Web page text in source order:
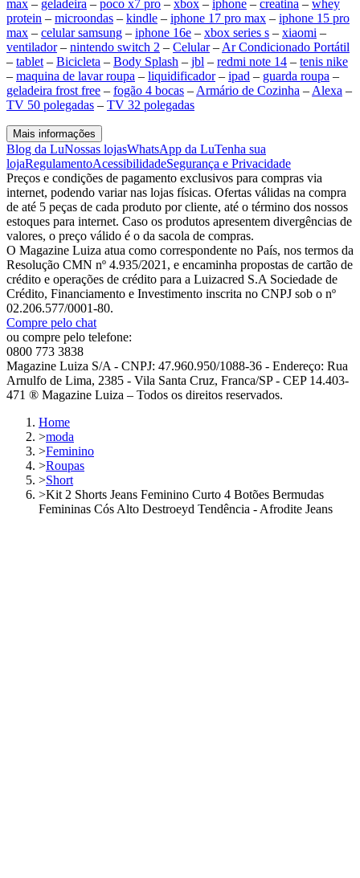
max – geladeira – poco x7 pro – xbox – iphone – creatina – whey
protein – microondas – kindle – iphone 17 pro max – iphone 15 pro
max – celular samsung – iphone 16e – xbox series s – xiaomi –
ventilador– nintendo switch 2 – Celular– Ar Condicionado Portátil
– tablet – Bicicleta – Body Splash – jbl – redmi note 14 – tenis nike
– maquina de lavar roupa – liquidificador– ipad – guarda roupa –
geladeira frost free – fogão 4 bocas – Armário de Cozinha – Alexa –
TV 50 polegadas – TV 32 polegadas
Mais informações
Blog da LuNossas lojasWhatsApp da LuTenha sua
lojaRegulamentoAcessibilidadeSegurança e Privacidade
Preços e condições de pagamento exclusivos para compras via
internet, podendo variar nas lojas físicas. Ofertas válidas na compra
de até 5 peças de cada produto por cliente, até o término dos nossos
estoques para internet. Caso os produtos apresentem divergências de
valores, o preço válido é o da sacola de compras.
O Magazine Luiza atua como correspondente no País, nos termos da
Resolução CMN nº 4.935/2021, e encaminha propostas de cartão de
crédito e operações de crédito para a Luizacred S.A Sociedade de
Crédito, Financiamento e Investimento inscrita no CNPJ sob o nº
02.206.577/0001-80.
Compre pelo chat
ou compre pelo telefone:
0800 773 3838
Magazine Luiza S/A - CNPJ: 47.960.950/1088-36 - Endereço: Rua
Arnulfo de Lima, 2385 - Vila Santa Cruz, Franca/SP - CEP 14.403-
471 ® Magazine Luiza – Todos os direitos reservados.
Home
>moda
>Feminino
>Roupas
>Short
>Kit 2 Shorts Jeans Feminino Curto 4 Botões Bermudas
Femininas Cós Alto Destroeyd Tendência - Afrodite Jeans